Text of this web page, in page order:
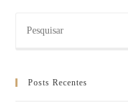
Posts Recentes